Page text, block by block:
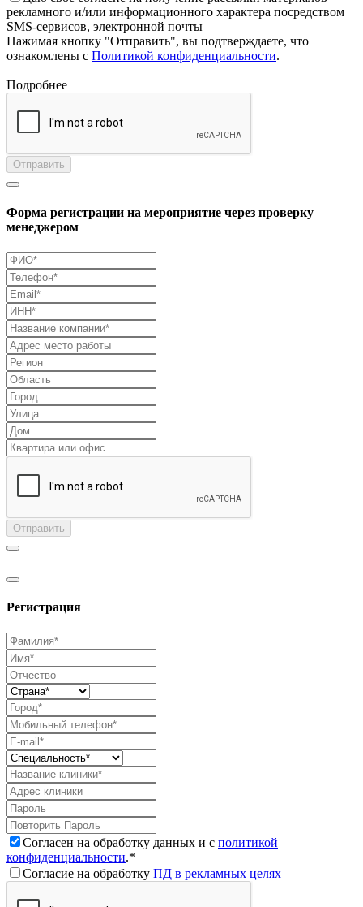
рекламного и/или информационного характера посредством
SMS-сервисов, электронной почты
Нажимая кнопку "Отправить", вы подтверждаете, что
ознакомлены с Политикой конфиденциальности.
Подробнее
Отправить
Форма регистрации на мероприятие через проверку
менеджером
Отправить
Регистрация
Согласен на обработку данных и с политикой
конфиденциальности.*
Согласие на обработку ПД в рекламных целях